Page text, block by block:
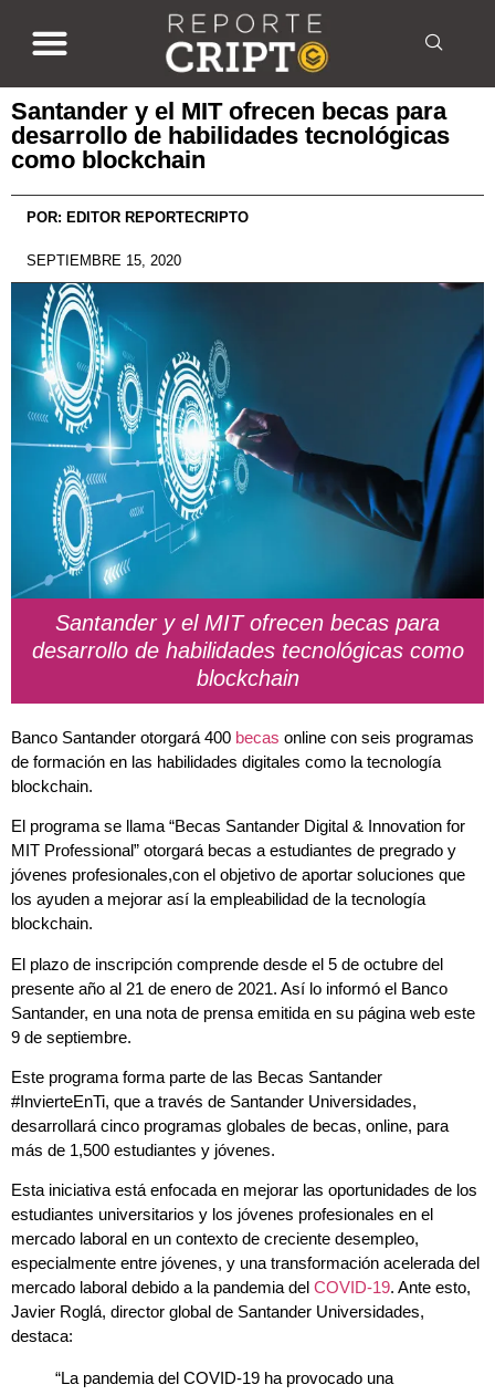
Santander y el MIT ofrecen becas para
desarrollo de habilidades tecnológicas
como blockchain
POR: EDITOR REPORTECRIPTO
SEPTIEMBRE 15, 2020
Santander y el MIT ofrecen becas para
desarrollo de habilidades tecnológicas como
blockchain
Banco Santander otorgará 400 becas online con seis programas
de formación en las habilidades digitales como la tecnología
blockchain.
El programa se llama “Becas Santander Digital & Innovation for
MIT Professional” otorgará becas a estudiantes de pregrado y
jóvenes profesionales,con el objetivo de aportar soluciones que
los ayuden a mejorar así la empleabilidad de la tecnología
blockchain.
El plazo de inscripción comprende desde el 5 de octubre del
presente año al 21 de enero de 2021. Así lo informó el Banco
Santander, en una nota de prensa emitida en su página web este
9 de septiembre.
Este programa forma parte de las Becas Santander
#InvierteEnTi, que a través de Santander Universidades,
desarrollará cinco programas globales de becas, online, para
más de 1,500 estudiantes y jóvenes.
Esta iniciativa está enfocada en mejorar las oportunidades de los
estudiantes universitarios y los jóvenes profesionales en el
mercado laboral en un contexto de creciente desempleo,
especialmente entre jóvenes, y una transformación acelerada del
mercado laboral debido a la pandemia del COVID-19. Ante esto,
Javier Roglá, director global de Santander Universidades,
destaca:
“La pandemia del COVID-19 ha provocado una